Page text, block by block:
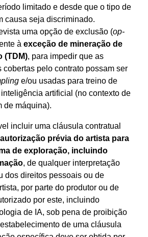
limitado e desde que o tipo de
causa seja discriminado.
uma opção de exclusão (op-
à exceção de mineração de
(TDM), para impedir que as
cobertas pelo contrato possam ser
e/ou usadas para treino de
artificial (no contexto de
de máquina).
incluir uma cláusula contratual
autorização prévia do artista para
de exploração, incluindo
, de qualquer interpretação
dos direitos pessoais ou de
por parte do produtor ou de
por este, incluindo
de IA, sob pena de proibição
de uma cláusula